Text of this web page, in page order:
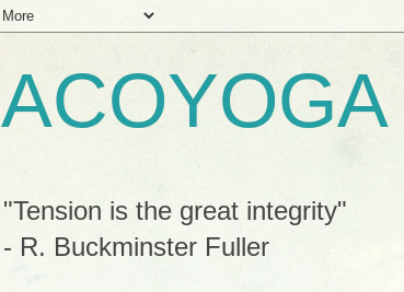
ACOYOGA
"Tension is the great integrity"
- R. Buckminster Fuller